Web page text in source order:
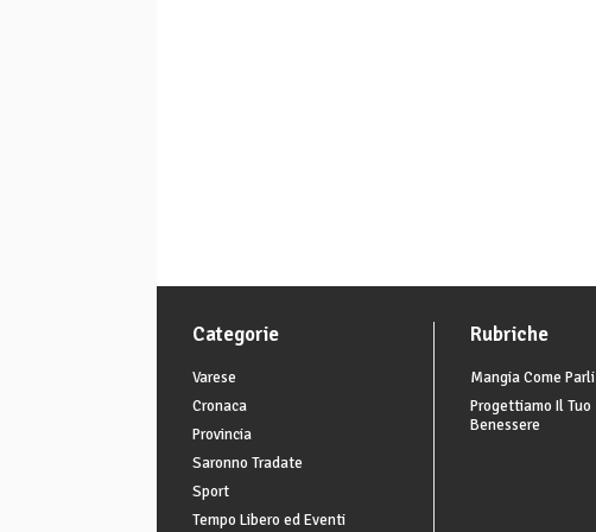
Categorie
Varese
Cronaca
Provincia
Saronno Tradate
Sport
Tempo Libero ed Eventi
Rubriche
Mangia Come Parli
Progettiamo Il Tuo
Benessere